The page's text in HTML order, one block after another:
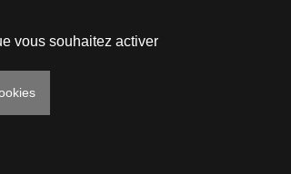
vous souhaitez activer